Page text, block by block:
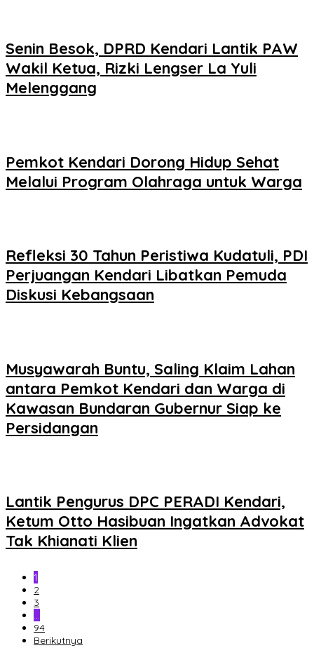
Senin Besok, DPRD Kendari Lantik PAW
Wakil Ketua, Rizki Lengser La Yuli
Melenggang
Pemkot Kendari Dorong Hidup Sehat
Melalui Program Olahraga untuk Warga
Refleksi 30 Tahun Peristiwa Kudatuli, PDI
Perjuangan Kendari Libatkan Pemuda
Diskusi Kebangsaan
Musyawarah Buntu, Saling Klaim Lahan
antara Pemkot Kendari dan Warga di
Kawasan Bundaran Gubernur Siap ke
Persidangan
Lantik Pengurus DPC PERADI Kendari,
Ketum Otto Hasibuan Ingatkan Advokat
Tak Khianati Klien
1
2
3
…
94
Berikutnya